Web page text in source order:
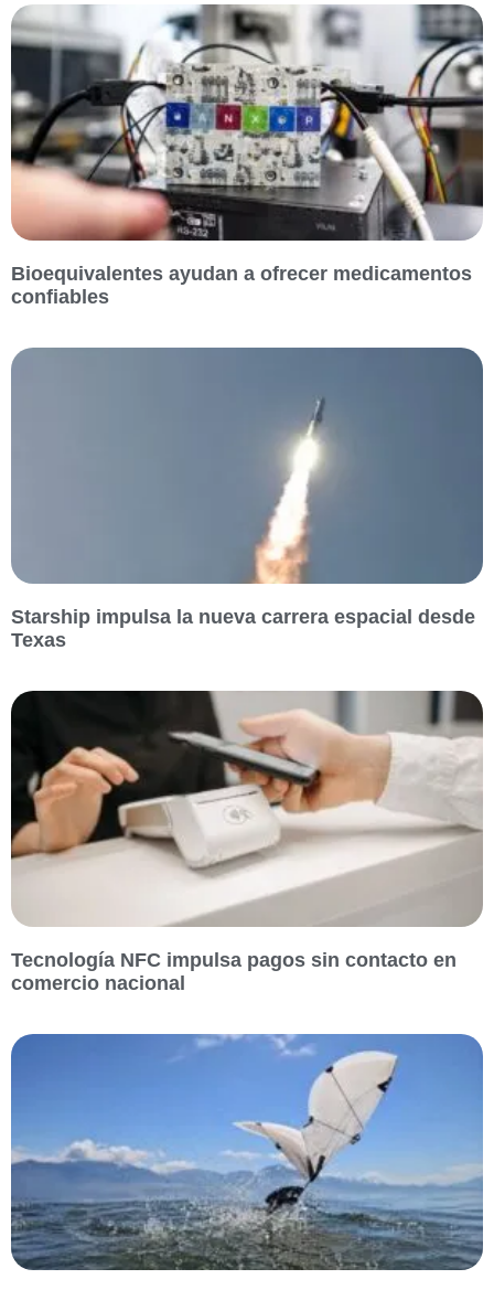
Bioequivalentes ayudan a ofrecer medicamentos
confiables
Starship impulsa la nueva carrera espacial desde
Texas
Tecnología NFC impulsa pagos sin contacto en
comercio nacional